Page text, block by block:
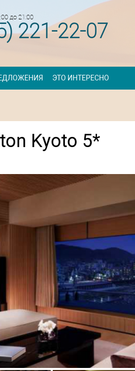
до 21:00
221-22-07
ЭТО ИНТЕРЕСНО
Kyoto 5*